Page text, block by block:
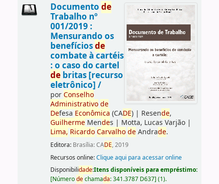
Documento de
Trabalho nº
001/2019 :
Mensurando os
benefíciosde
combate à cartéis
: o caso do cartel
debritas [recurso
eletrônico] /
porConselho
Administrativo de
Defesa Econômica (CADE)| Resende,
GuilhermeMendes | Motta, Lucas Varjão|
Lima, Ricardo Carvalho deAndrade.
Editora: Brasília: CADE, 2019
Recursos online:Clique aqui para acessar online
Disponibilidade:Itens disponíveis para empréstimo:
[Númerodechamada:341.3787 D637] (1).